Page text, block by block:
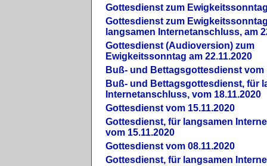
Gottesdienst zum
Gottesdienst zum
langsamen Internetanschluss, am
Gottesdienst (Audioversion) zum
Ewigkeitssonntag am 22.11.2020
Buß- und Bettagsgottesdienst vom
Buß- und Bettagsgottesdienst, für
Internetanschluss, vom 18.11.2020
Gottesdienst vom 15.11.2020
Gottesdienst, für langsamen
vom 15.11.2020
Gottesdienst vom 08.11.2020
Gottesdienst, für langsamen